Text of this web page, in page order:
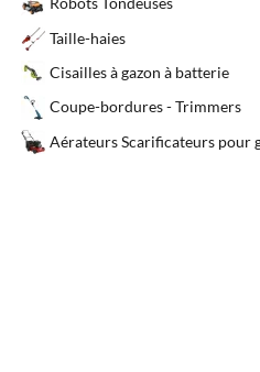
Taille-haies
Cisailles à gazon à batterie
Coupe-bordures - Trimmers
Aérateurs Scarificateurs pour